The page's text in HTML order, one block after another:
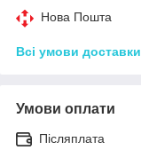
Нова Пошта
Всі умови доставки
Умови оплати
Післяплата